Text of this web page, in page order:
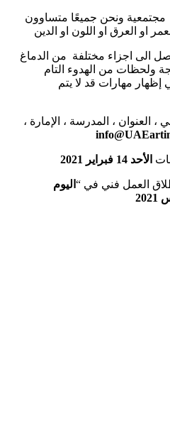
مجتمعية ونحن جميعًا متساوون
او العرق او اللون او الدين
الى اجزاء مختلفة من الدماغ
ولحظات من الهدوء التام
مهارات قد لا يتم
العنوان ، المدرسة ، الإمارة ،
الأحد فبراير
العمل فني في “ اليوم